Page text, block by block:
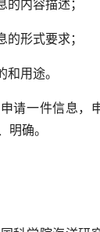
内容描述；
形式要求；
用途。
一件信息，
明确。